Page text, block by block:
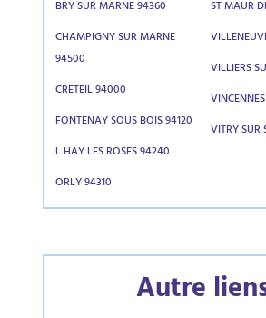
BRY SUR MARNE 94360
CHAMPIGNY SUR MARNE
94500
CRETEIL 94000
FONTENAY SOUS BOIS 94120
L HAY LES ROSES 94240
ORLY 94310
ST MAUR
VILLIERS
VITRY
Autre